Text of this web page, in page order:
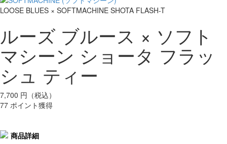
LOOSE BLUES × SOFTMACHINE SHOTA FLASH-T
ルーズ ブルース × ソフト
マシーン ショータ フラッ
シュ ティー
7,700 円（税込）
77 ポイント獲得
商品詳細